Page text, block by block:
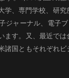
学、専門学校、研
ジャーナル、電子
ます。又、最近で
諸国ともそれぞれ